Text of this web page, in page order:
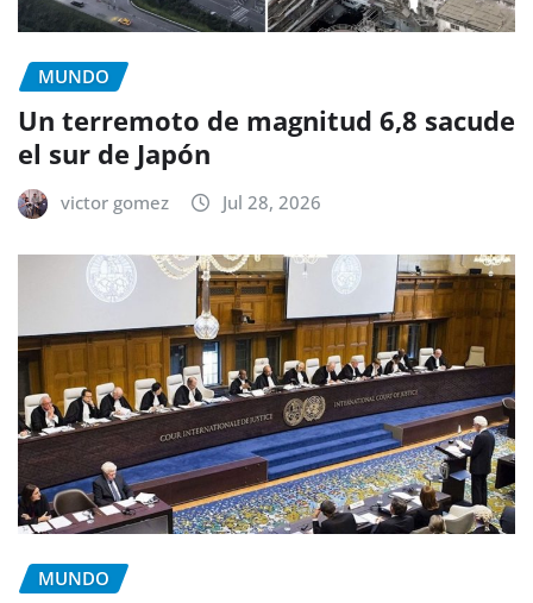
MUNDO
Un terremoto de magnitud 6,8 sacude
el sur de Japón
victor gomez Jul 28, 2026
MUNDO